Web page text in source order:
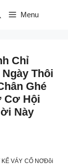
Menu
Chỉ
Thôi
Ghé
Cơ Hội
Này
KẾ VÁY CỔ NƠĐôi